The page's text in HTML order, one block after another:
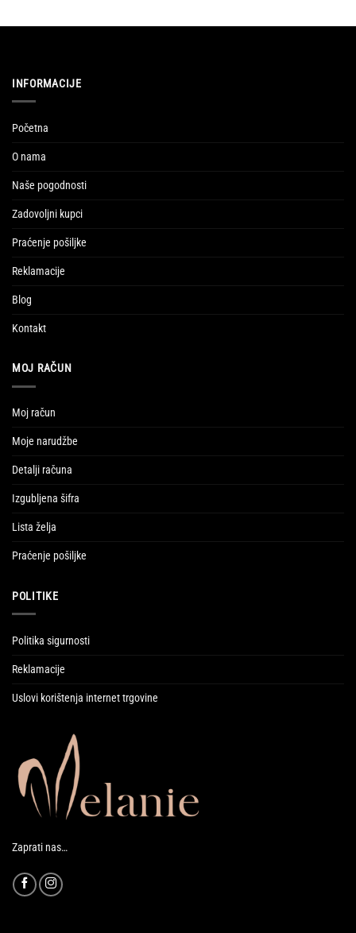
INFORMACIJE
Početna
O nama
Naše pogodnosti
Zadovoljni kupci
Praćenje pošiljke
Reklamacije
Blog
Kontakt
MOJ RAČUN
Moj račun
Moje narudžbe
Detalji računa
Izgubljena šifra
Lista želja
Praćenje pošiljke
POLITIKE
Politika sigurnosti
Reklamacije
Uslovi korištenja internet trgovine
Zaprati nas…